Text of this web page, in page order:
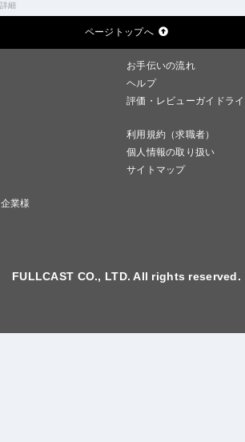
細
ページトップへ
お手伝いの流れ
ヘルプ
評価・レビューガイドラ
利用規約（求職者）
個人情報の取り扱い
サイトマップ
業様
FULLCAST CO., LTD. All rights reserved.